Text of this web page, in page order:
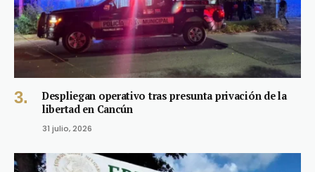
Despliegan operativo tras presunta privación de la
libertad en Cancún
31 julio, 2026